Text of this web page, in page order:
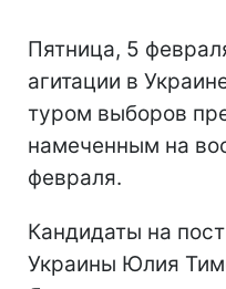
Пятница, 5
агитации в
туром выборов
намеченным на
февраля.
Кандидаты на
Украины Юлия